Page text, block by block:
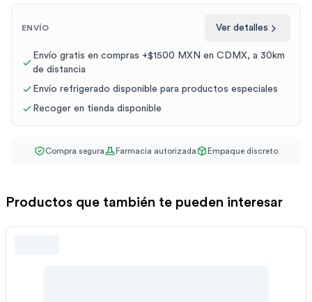
ENVÍO Ver detalles
Envío gratis en compras +$1500 MXN en CDMX, a 30km
de distancia
Envío refrigerado disponible para productos especiales
Recoger en tienda disponible
Compra segura Farmacia autorizada Empaque discreto
Productos que también te pueden interesar